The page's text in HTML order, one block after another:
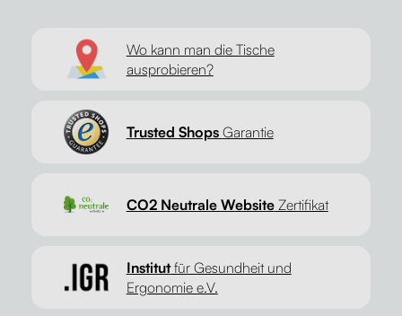
Wo kann man die Tische
ausprobieren?
Trusted Shops Garantie
CO2 Neutrale WebsiteZertifikat
Institutfür Gesundheit und
Ergonomie e.V.